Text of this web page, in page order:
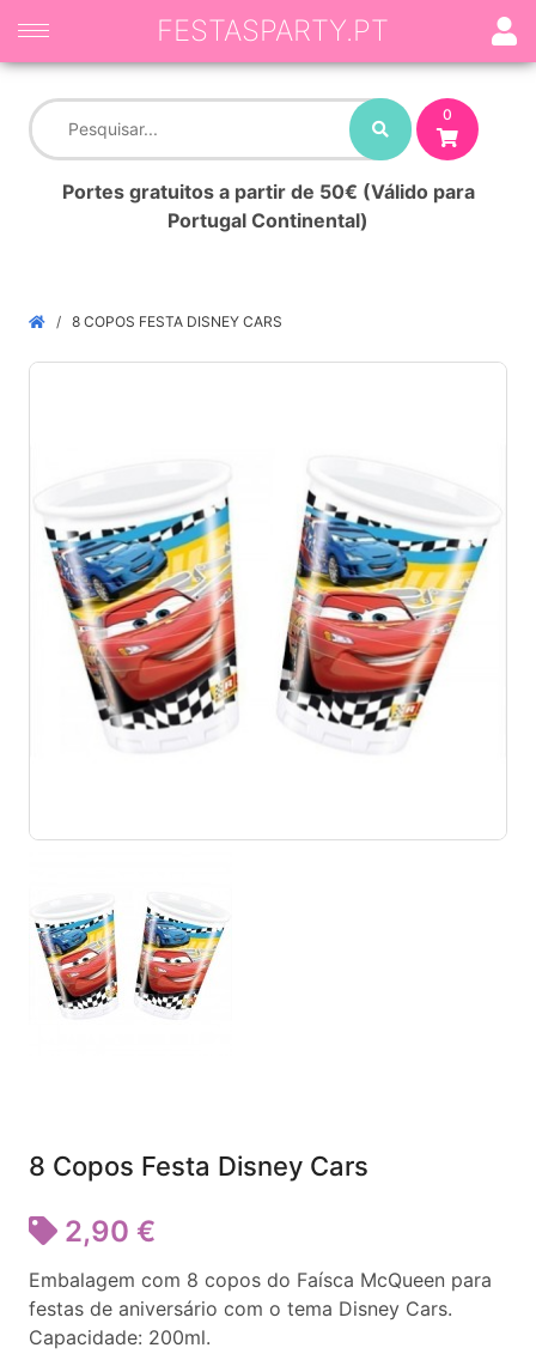
0
Portes gratuitos a partir de 50€ (Válido para
Portugal Continental)
FESTASPARTY.PT
8 COPOS FESTA DISNEY CARS
8 Copos Festa Disney Cars
2,90 €
Embalagem com 8 copos do Faísca McQueen para
festas de aniversário com o tema Disney Cars.
Capacidade: 200ml.